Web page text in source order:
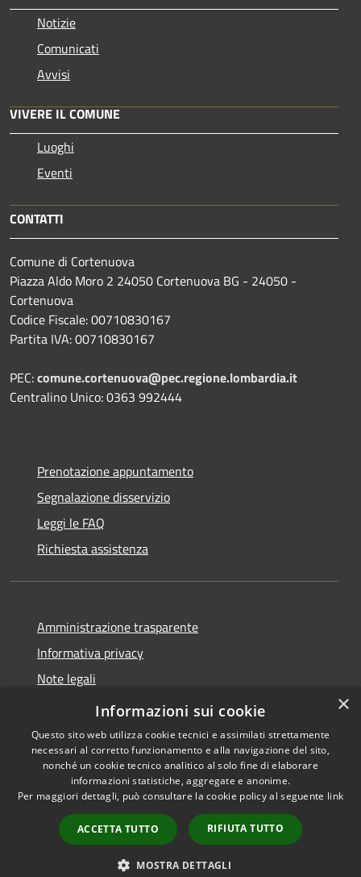
Notizie
Comunicati
Avvisi
VIVERE IL COMUNE
Luoghi
Eventi
CONTATTI
Comune di Cortenuova
Piazza Aldo Moro 2 24050 Cortenuova BG - 24050 -
Cortenuova
Codice Fiscale: 00710830167
Partita IVA: 00710830167
PEC:comune.cortenuova@pec.regione.lombardia.it
Centralino Unico: 0363 992444
Prenotazione appuntamento
Segnalazione disservizio
Leggi le FAQ
Richiesta assistenza
Amministrazione trasparente
Informativa privacy
Note legali
Dichiarazione di accessibilità
Accessibilità
Copyright © 2026 • Comune di
Cortenuova • Powered by
Municipium•
Accesso
redazione
×
Informazioni sui cookie
Questo sito web utilizza cookie tecnici e assimilati strettamente
necessari al corretto funzionamento e alla navigazione del sito,
nonché un cookie tecnico analitico al solo fine di elaborare
informazioni statistiche, aggregate e anonime.
Per maggiori dettagli, può consultare la cookie policy al seguente link
ACCETTA TUTTO RIFIUTA TUTTO
MOSTRA DETTAGLI